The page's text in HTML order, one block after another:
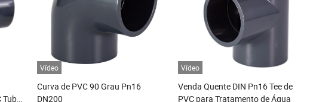
Tubo
Vídeo
Curva de PVC 90 Grau Pn16
DN200
Vídeo
Venda Quente DIN Pn16 Tee de
PVC para Tratamento de Água